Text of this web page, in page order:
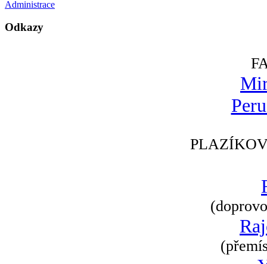
Administrace
Odkazy